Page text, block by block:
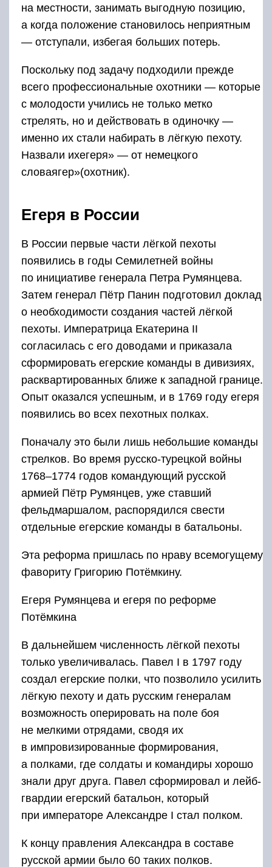
на местности, занимать выгодную позицию,
а когда положение становилось неприятным
— отступали, избегая больших потерь.
Поскольку под задачу подходили прежде
всего профессиональные охотники — которые
с молодости учились не только метко
стрелять, но и действовать в одиночку —
именно их стали набирать в лёгкую пехоту.
Назвали ихегеря» — от немецкого
словаягер»(охотник).
Егеря в России
В России первые части лёгкой пехоты
появились в годы Семилетней войны
по инициативе генерала Петра Румянцева.
Затем генерал Пётр Панин подготовил доклад
о необходимости создания частей лёгкой
пехоты. Императрица Екатерина II
согласилась с его доводами и приказала
сформировать егерские команды в дивизиях,
расквартированных ближе к западной границе.
Опыт оказался успешным, и в 1769 году егеря
появились во всех пехотных полках.
Поначалу это были лишь небольшие команды
стрелков. Во время русско-турецкой войны
1768–1774 годов командующий русской
армией Пётр Румянцев, уже ставший
фельдмаршалом, распорядился свести
отдельные егерские команды в батальоны.
Эта реформа пришлась по нраву всемогущему
фавориту Григорию Потёмкину.
Егеря Румянцева и егеря по реформе
Потёмкина
В дальнейшем численность лёгкой пехоты
только увеличивалась. Павел I в 1797 году
создал егерские полки, что позволило усилить
лёгкую пехоту и дать русским генералам
возможность оперировать на поле боя
не мелкими отрядами, сводя их
в импровизированные формирования,
а полками, где солдаты и командиры хорошо
знали друг друга. Павел сформировал и лейб-
гвардии егерский батальон, который
при императоре Александре I стал полком.
К концу правления Александра в составе
русской армии было 60 таких полков.